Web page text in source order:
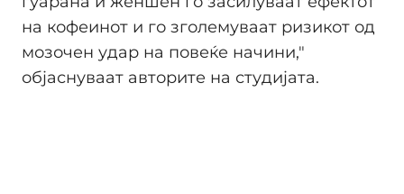
на кофеинот и го зголемуваат ризикот од
мозочен удар на повеќе начини,"
објаснуваат авторите на студијата.